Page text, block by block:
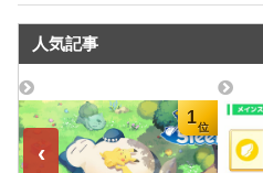
人気記事
‹
1